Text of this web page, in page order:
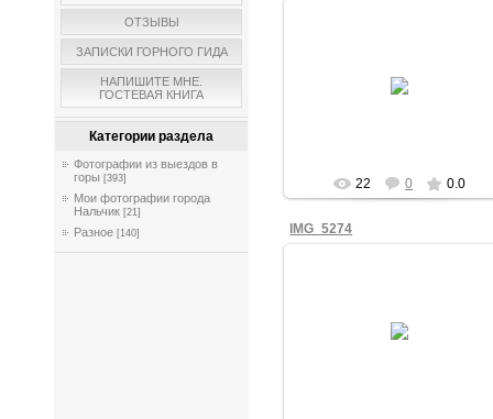
ОТЗЫВЫ
ЗАПИСКИ ГОРНОГО ГИДА
НАПИШИТЕ МНЕ.
ГОСТЕВАЯ КНИГА
Категории раздела
Фотографии из выездов в
горы [393]
Мои фотографии города
Нальчик [21]
Разное [140]
22 0 0.0
IMG_5274